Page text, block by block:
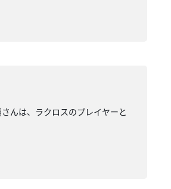
んは、ラクロスのプレイヤーと